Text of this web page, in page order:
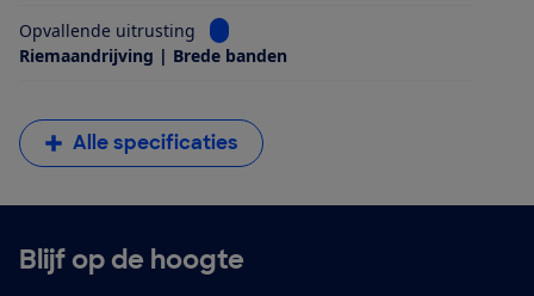
Opvallende uitrusting
Bekijk informatie voor Opvallende
Riemaandrijving | Brede banden
Alle specificaties
Blijf op de hoogte